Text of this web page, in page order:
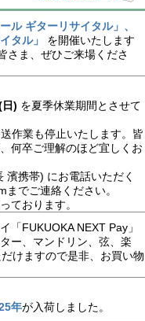
ル ギターリサイタル」、
タル」
を開催いたします
さま、ぜひご来場くださ
) を夏季休業期間とさせて
作業も停止いたします。皆
何卒ご理解のほど宜しくお
携帯) にお電話いただく
でご連絡ください。
ております。
「FUKUOKA NEXT Pay」
ー、マンドリン、弦、楽
けますので是非、お買い物
年が入荷しました。